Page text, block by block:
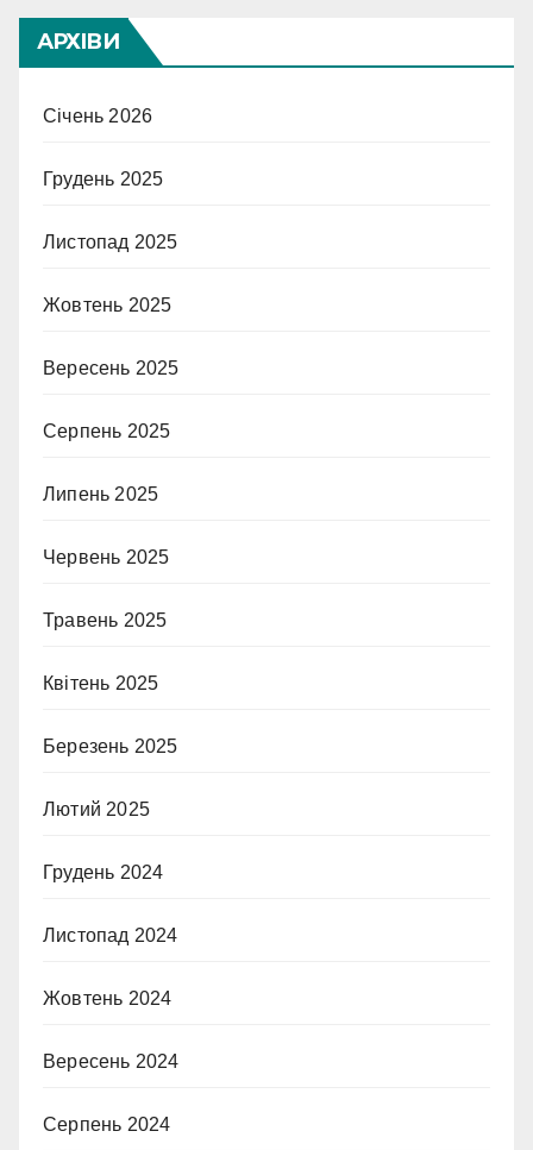
АРХІВИ
Січень 2026
Грудень 2025
Листопад 2025
Жовтень 2025
Вересень 2025
Серпень 2025
Липень 2025
Червень 2025
Травень 2025
Квітень 2025
Березень 2025
Лютий 2025
Грудень 2024
Листопад 2024
Жовтень 2024
Вересень 2024
Серпень 2024